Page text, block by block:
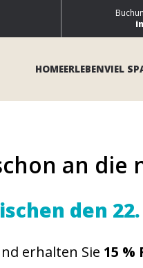
HOMEERLEBENVIEL
an
den
erhalten Sie 15